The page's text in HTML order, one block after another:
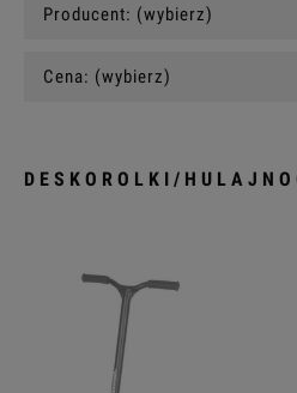
Producent: (wybierz)
Cena: (wybierz)
DESKOROLKI/